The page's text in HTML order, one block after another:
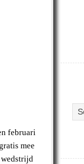
februari
mee
wedstrijd